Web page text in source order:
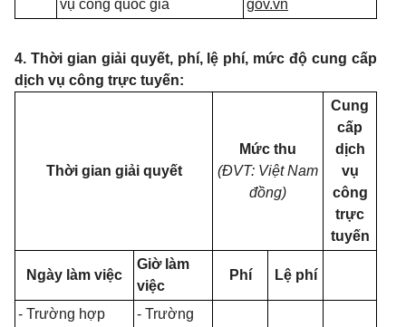
vụ công quốc gia
gov.vn
4. Thời gian giải quyết, phí, lệ phí, mức độ cung cấp
dịch vụ công trực tuyến:
Thời gian giải quyết
Mức thu
(ĐVT: Việt Nam
đồng)
Cung
cấp
dịch
vụ
công
trực
tuyến
Ngày làm việc
Giờ làm
việc
Phí Lệ phí
- Trường hợp
- Trường